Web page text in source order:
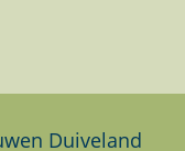
Duiveland